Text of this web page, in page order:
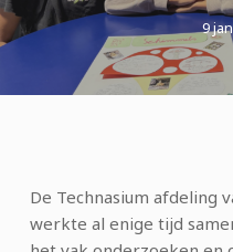
9
De Technasium afdeling
werkte al enige tijd